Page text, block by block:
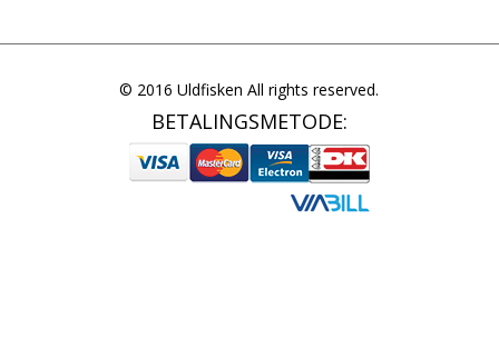
© 2016 Uldfisken All rights reserved.
BETALINGSMETODE: